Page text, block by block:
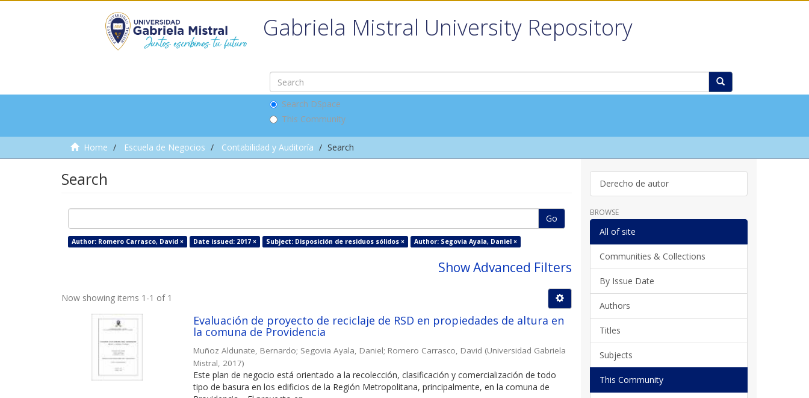
Gabriela Mistral University Repository
Search DSpace
This Community
Home Escuela de Negocios Contabilidad y Auditoría Search
Search
Go
Author: Romero Carrasco, David × Date issued: 2017 × Subject: Disposición de residuos sólidos × Author: Segovia Ayala, Daniel ×
Show Advanced Filters
Now showing items 1-1 of 1
Evaluación de proyecto de reciclaje de RSD en propiedades de altura en
la comuna de Providencia
Muñoz Aldunate, Bernardo; Segovia Ayala, Daniel; Romero Carrasco, David (Universidad Gabriela
Mistral 2017)
Este plan de negocio está orientado a la recolección, clasificación y comercialización de todo
tipo de basura en los edificios de la Región Metropolitana, principalmente, en la comuna de
Derecho de autor
BROWSE
All of site
Communities & Collections
By Issue Date
Authors
Titles
Subjects
This Community